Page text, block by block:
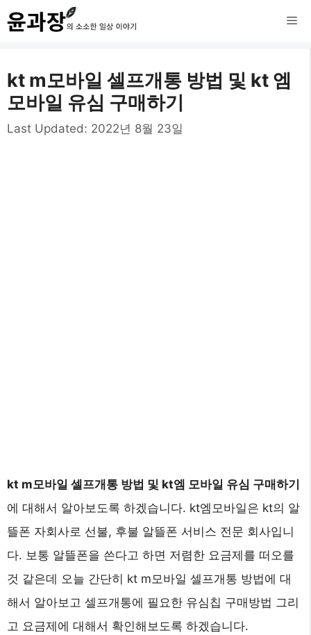
컨
텐
로
건
너
메
kt m모바일 셀프개통 방법 및 kt 엠
모바일 유심 구매하기
Last Updated: 2022년 8월 23일
kt m모바일 셀프개통 방법 및 kt엠 모바일 유심 구매하기
에 대해서 알아보도록 하겠습니다. kt엠모바일은 kt의 알
뜰폰 자회사로 선불, 후불 알뜰폰 서비스 전문 회사입니
다. 보통 알뜰폰을 쓴다고 하면 저렴한 요금제를 떠오를
것 같은데 오늘 간단히 kt m모바일 셀프개통 방법에 대
해서 알아보고 셀프개통에 필요한 유심칩 구매방법 그리
고 요금제에 대해서 확인해보도록 하겠습니다.